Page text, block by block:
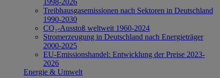
Treibhausgasemissionen nach Sektoren in Deutschland
1990-2030
CO₂-Ausstoß weltweit 1960-2024
Stromerzeugung in Deutschland nach Energieträger
2000-2025
EU-Emissionshandel: Entwicklung der Preise 2023-
2026
Energie & Umwelt